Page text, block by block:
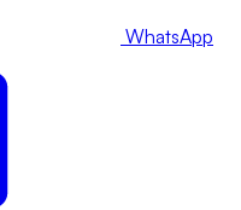
WhatsApp